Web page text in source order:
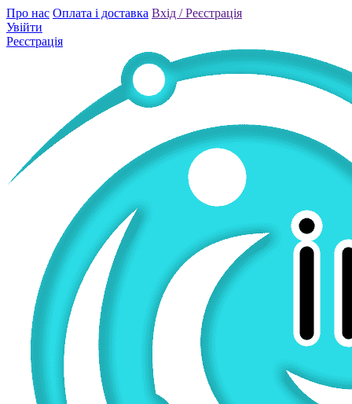
Про нас Оплата і доставка Вхід / Реєстрація
Увійти
Реєстрація